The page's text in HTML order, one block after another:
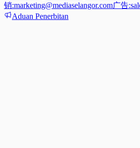
销:marketing@mediaselangor.com广告:
Aduan Penerbitan